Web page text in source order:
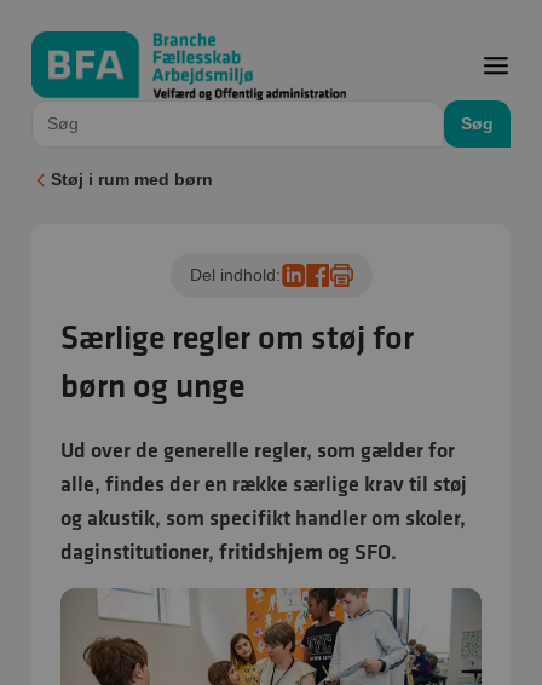
Søg
Støj i rum med børn
Særlige regler om støj for
børn og unge
Del indhold:
Ud over de generelle regler, som gælder for
alle, findes der en række særlige krav til støj
og akustik, som specifikt handler om skoler,
daginstitutioner, fritidshjem og SFO.